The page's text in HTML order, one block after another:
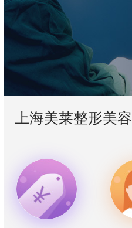
上海美莱整形美容